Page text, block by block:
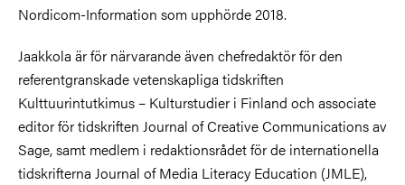
Nordicom-Information som upphörde 2018.
Jaakkola är för närvarande även chefredaktör för den
referentgranskade vetenskapliga tidskriften
Kulttuurintutkimus – Kulturstudier i Finland och associate
editor för tidskriften Journal of Creative Communications av
Sage, samt medlem i redaktionsrådet för de internationella
tidskrifterna Journal of Media Literacy Education (JMLE),